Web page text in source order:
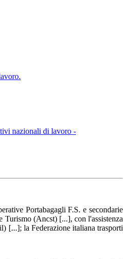
nazionali di lavoro -
Portabagagli F.S. e secondarie
(Ancst) [...], con l'assistenza
[...]; la Federazione italiana trasporti